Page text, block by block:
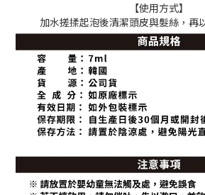
【使用方式】
加水搓揉起泡後清潔頭皮與髮絲，再